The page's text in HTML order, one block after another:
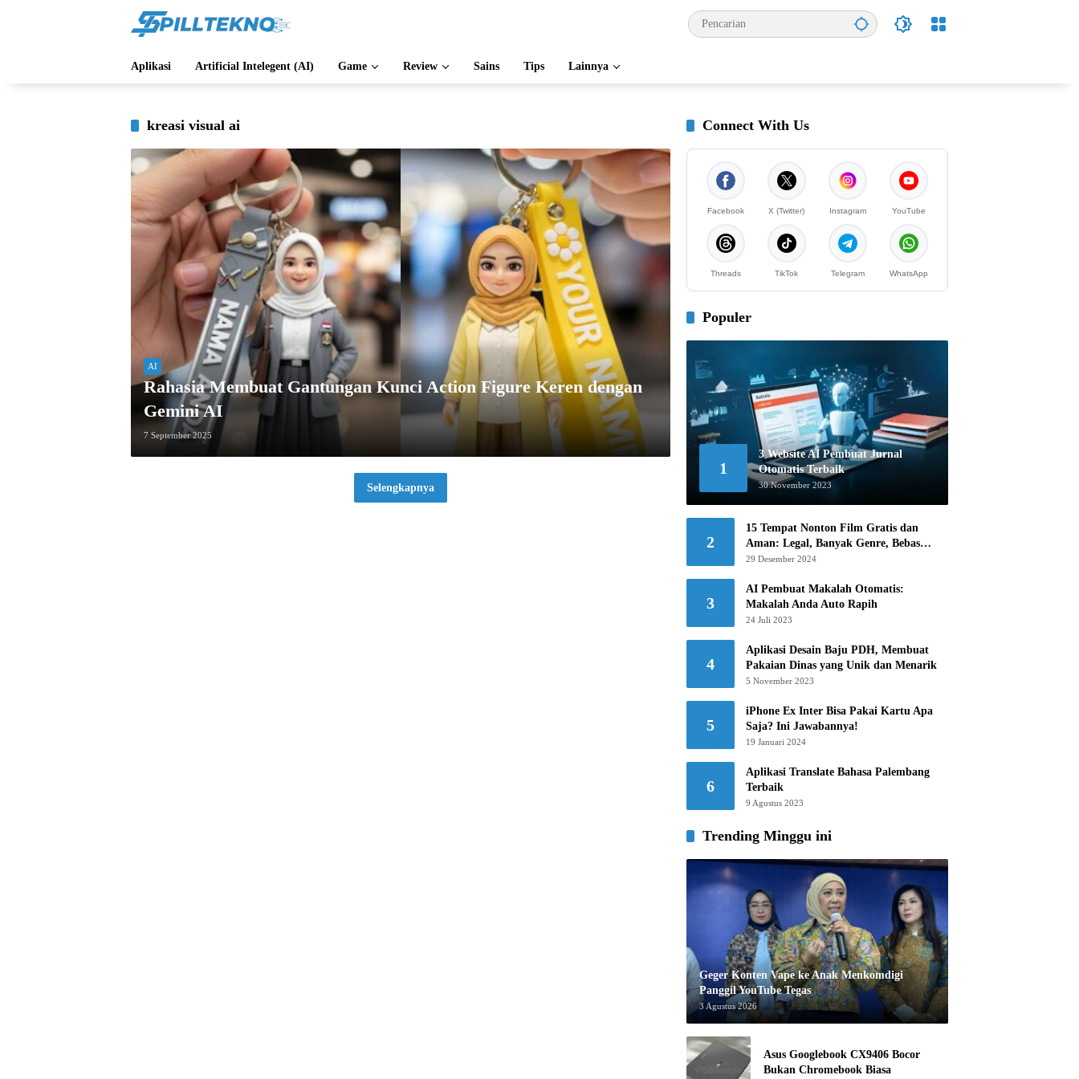
Aplikasi Artificial Intelegent (AI) Game Review Sains Tips Lainnya
kreasi visual ai
AI
Rahasia Membuat Gantungan Kunci Action Figure Keren dengan
Gemini AI
7 September 2025
Selengkapnya
Connect With Us
Facebook X (Twitter) Instagram YouTube
Threads TikTok Telegram WhatsApp
Populer
1
3 Website AI Pembuat Jurnal
Otomatis Terbaik
30 November 2023
2
15 Tempat Nonton Film Gratis dan
Aman: Legal, Banyak Genre, Bebas
Khawatir!
29 Desember 2024
3
AI Pembuat Makalah Otomatis:
Makalah Anda Auto Rapih
24 Juli 2023
4
Aplikasi Desain Baju PDH, Membuat
Pakaian Dinas yang Unik dan Menarik
5 November 2023
5
iPhone Ex Inter Bisa Pakai Kartu Apa
Saja? Ini Jawabannya!
19 Januari 2024
6
Aplikasi Translate Bahasa Palembang
Terbaik
9 Agustus 2023
Trending Minggu ini
Geger Konten Vape ke Anak Menkomdigi
Panggil YouTube Tegas
3 Agustus 2026
Asus Googlebook CX9406 Bocor
Bukan Chromebook Biasa